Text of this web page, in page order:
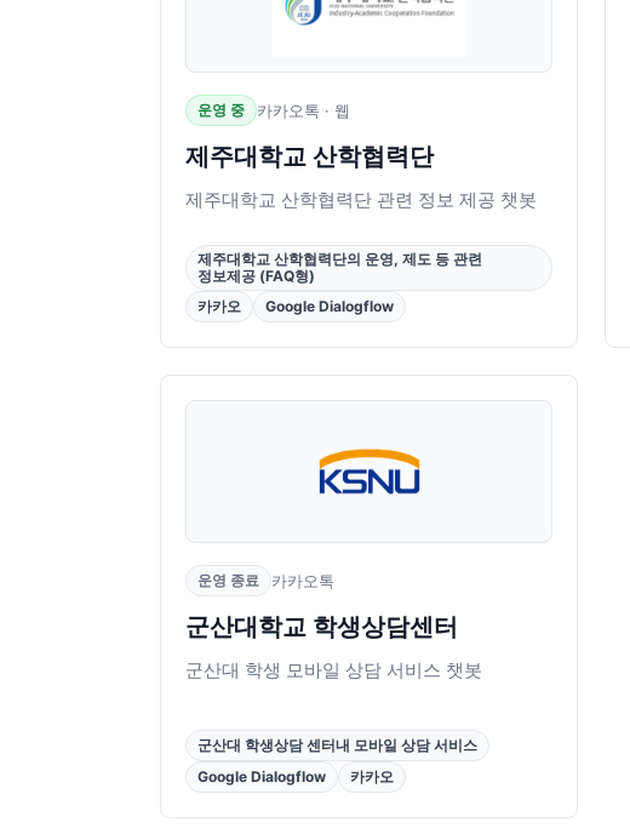
운영 중 카카오톡 · 웹
제주대학교 산학협력단
제주대학교 산학협력단 관련 정보 제공 챗봇
제주대학교 산학협력단의 운영, 제도 등 관련
정보제공 (FAQ형)
카카오
Google Dialogflow
운영 종료 카카오톡
군산대학교 학생상담센터
군산대 학생 모바일 상담 서비스 챗봇
군산대 학생상담 센터내 모바일 상담 서비스
Google Dialogflow
카카오